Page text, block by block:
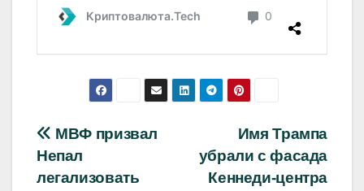
Навигация
по
Имя Трампа
убрали с фасада
Кеннеди-центра
МВФ призвал
Непал
легализовать